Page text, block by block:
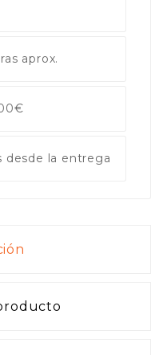
aprox.
desde la entrega